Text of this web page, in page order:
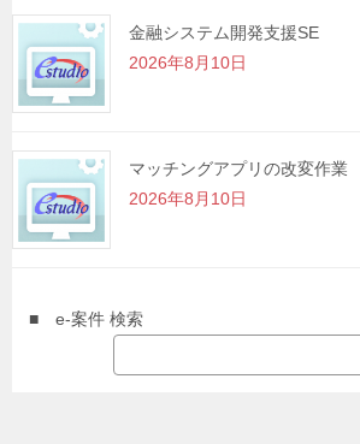
金融システム開発支援SE
2026年8月10日
マッチングアプリの改変作業
2026年8月10日
■ e-案件 検索